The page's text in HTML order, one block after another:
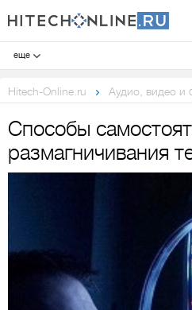
еще
Hitech-Online.ru Аудио, видео и
Способы
размагничивания